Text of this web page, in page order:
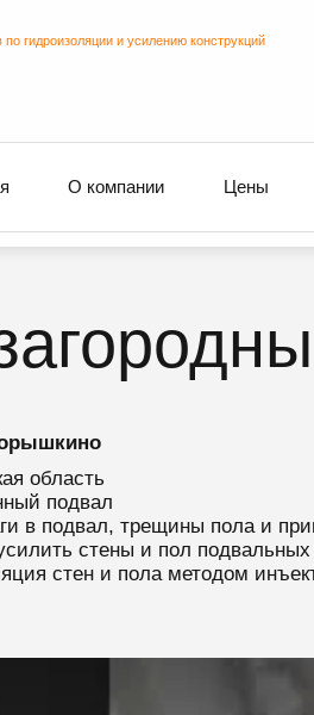
гидроизоляции и усилению конструкций
О компании Цены
область
подвал
в подвал, трещины пола и
стены и пол
стен и пола методом